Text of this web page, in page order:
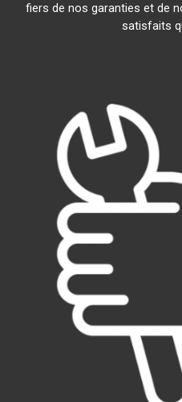
fiers de nos garanties et de
satisfaits